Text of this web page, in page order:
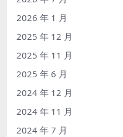
2026 年 1 月
2025 年 12 月
2025 年 11 月
2025 年 6 月
2024 年 12 月
2024 年 11 月
2024 年 7 月